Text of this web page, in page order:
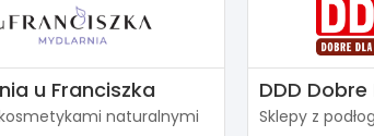
u Franciszka
naturalnymi
DDD
Sklepy z